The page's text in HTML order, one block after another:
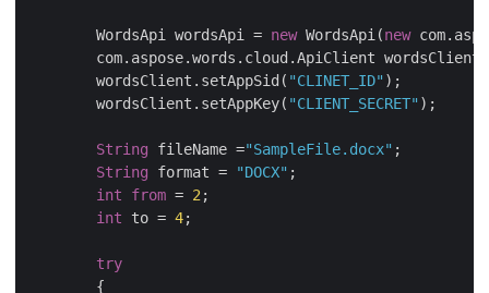
        WordsApi wordsApi =
new WordsApi(new
	wordsClient.setAppSid(
"CLINET_ID" );
	wordsClient.setAppKey(
"CLIENT_SECRET" );
String fileName ="SampleFile.docx" ;
String format = "DOCX" ;
int
from = 2 ;
int to = 4;
try